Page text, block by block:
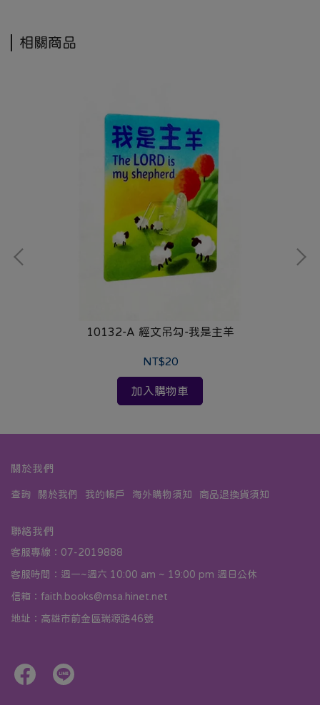
相關商品
10132-A 經文吊勾-我是主羊
NT$20
加入購物車
關於我們
查詢 關於我們 我的帳戶 海外購物須知 商品退換貨須知
聯絡我們
客服專線：07-2019888
客服時間：週一~週六 10:00 am ~ 19:00 pm 週日公休
信箱：faith.books@msa.hinet.net
地址：高雄市前金區瑞源路46號